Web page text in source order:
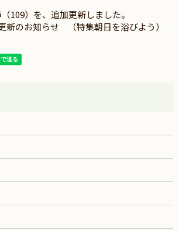
109）を、追加更新しました。
新のお知らせ （特集朝日を浴びよう）